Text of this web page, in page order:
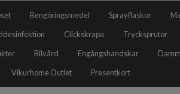
Rengöringsmedel Sprayflaskor
Clickskrapa Trycksprutor
Bilvård Engångshandskar
Vikurhome Outlet Presentkort